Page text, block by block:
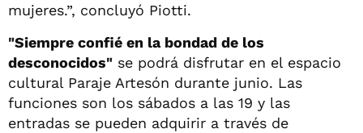
mujeres.”, concluyó Piotti.
"Siempre confié en la bondad de los
desconocidos" se podrá disfrutar en el espacio
cultural Paraje Artesón durante junio. Las
funciones son los sábados a las 19 y las
entradas se pueden adquirir a través de